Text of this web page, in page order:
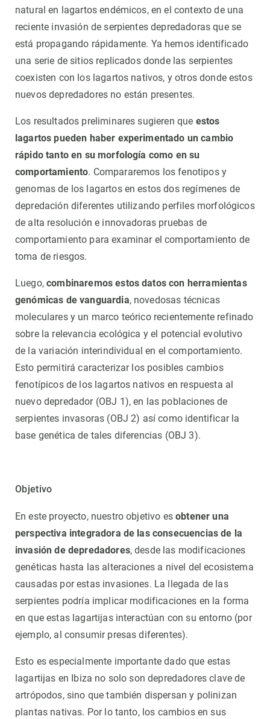
natural en lagartos endémicos, en el contexto de una
reciente invasión de serpientes depredadoras que se
está propagando rápidamente. Ya hemos identificado
una serie de sitios replicados donde las serpientes
coexisten con los lagartos nativos, y otros donde estos
nuevos depredadores no están presentes.
Los resultados preliminares sugieren que estos
lagartos pueden haber experimentado un cambio
rápido tanto en su morfología como en su
comportamiento. Compararemos los fenotipos y
genomas de los lagartos en estos dos regímenes de
depredación diferentes utilizando perfiles morfológicos
de alta resolución e innovadoras pruebas de
comportamiento para examinar el comportamiento de
toma de riesgos.
Luego,combinaremos estos datos con herramientas
genómicas de vanguardia, novedosas técnicas
moleculares y un marco teórico recientemente refinado
sobre la relevancia ecológica y el potencial evolutivo
de la variación interindividual en el comportamiento.
Esto permitirá caracterizar los posibles cambios
fenotípicos de los lagartos nativos en respuesta al
nuevo depredador (OBJ 1), en las poblaciones de
serpientes invasoras (OBJ 2) así como identificar la
base genética de tales diferencias (OBJ 3).
Objetivo
En este proyecto, nuestro objetivo esobtener una
perspectiva integradora de las consecuencias de la
invasión de depredadores, desde las modificaciones
genéticas hasta las alteraciones a nivel del ecosistema
causadas por estas invasiones. La llegada de las
serpientes podría implicar modificaciones en la forma
en que estas lagartijas interactúan con su entorno (por
ejemplo, al consumir presas diferentes).
Esto es especialmente importante dado que estas
lagartijas en Ibiza no solo son depredadores clave de
artrópodos, sino que también dispersan y polinizan
plantas nativas. Por lo tanto, los cambios en sus